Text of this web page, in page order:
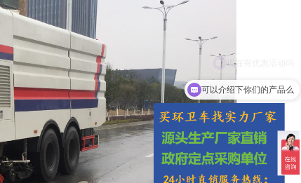
可以介绍下你们的产品么
你们是环卫车多少钱一台呢